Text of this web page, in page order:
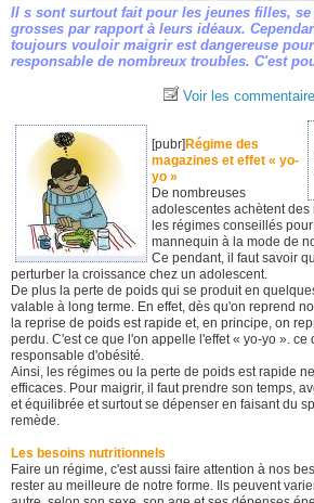
Il s sont surtout fait pour les jeunes filles,
grosses par rapport à leurs idéaux.
toujours vouloir maigrir est dangereuse
responsable de nombreux troubles. C'est
Voir les
[pubr] Régime des
magazines et effet « yo-
yo »
De nombreuses
adolescentes achètent
les régimes conseillés
mannequin à la mode de
Ce pendant, il faut savoir
perturber la croissance chez un adolescent.
De plus la perte de poids qui se produit en
valable à long terme. En effet, dès qu'on reprend
la reprise de poids est rapide et, en principe, on
perdu. C'est ce que l'on appelle l'effet « yo-yo ». ce
responsable d'obésité.
Ainsi, les régimes ou la perte de poids est rapide
efficaces. Pour maigrir, il faut prendre son temps,
et équilibrée et surtout se dépenser en faisant du
remède.
Les besoins nutritionnels
Faire un régime, c'est aussi faire attention à nos
rester au meilleure de notre forme. Ils peuvent